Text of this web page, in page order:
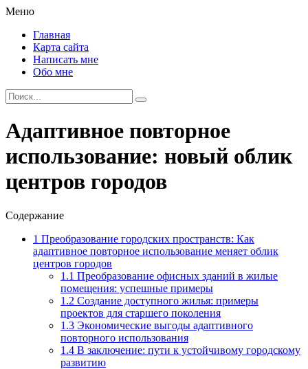
Меню
Главная
Карта сайта
Написать мне
Обо мне
Адаптивное повторное
использование: новый облик
центров городов
Содержание
1 Преобразование городских пространств: Как
адаптивное повторное использование меняет облик
центров городов
1.1 Преобразование офисных зданий в жилые
помещения: успешные примеры
1.2 Создание доступного жилья: примеры
проектов для старшего поколения
1.3 Экономические выгоды адаптивного
повторного использования
1.4 В заключение: пути к устойчивому городскому
развитию